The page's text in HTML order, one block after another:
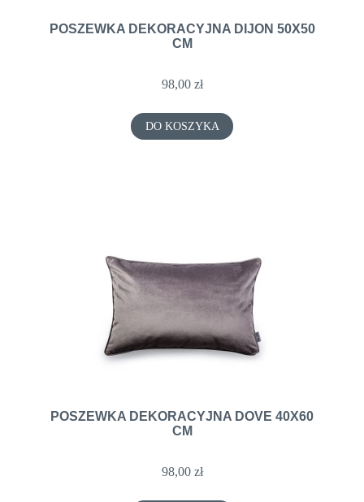
POSZEWKA DEKORACYJNA DIJON 50X50
CM
98,00 zł
DO KOSZYKA
POSZEWKA DEKORACYJNA DOVE 40X60
CM
98,00 zł